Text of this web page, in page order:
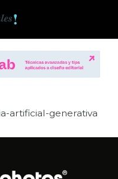
artificial-generativa